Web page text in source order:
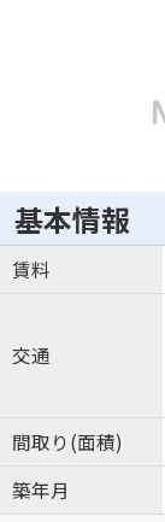
基本情報
賃料
交通
間取り(面積)
築年月